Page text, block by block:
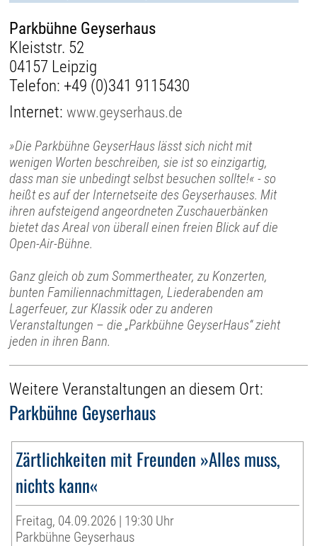
Parkbühne Geyserhaus
Kleiststr. 52
04157 Leipzig
Telefon: +49 (0)341 9115430
Internet:www.geyserhaus.de
»Die Parkbühne GeyserHaus lässt sich nicht mit
wenigen Worten beschreiben, sie ist so einzigartig,
dass man sie unbedingt selbst besuchen sollte!« - so
heißt es auf der Internetseite des Geyserhauses. Mit
ihren aufsteigend angeordneten Zuschauerbänken
bietet das Areal von überall einen freien Blick auf die
Open-Air-Bühne.
Ganz gleich ob zum Sommertheater, zu Konzerten,
bunten Familiennachmittagen, Liederabenden am
Lagerfeuer, zur Klassik oder zu anderen
Veranstaltungen – die „Parkbühne GeyserHaus“ zieht
jeden in ihren Bann.
Weitere Veranstaltungen an diesem Ort:
Parkbühne Geyserhaus
Zärtlichkeiten mit Freunden »Alles muss,
nichts kann«
Freitag, 04.09.2026 | 19:30 Uhr
Parkbühne Geyserhaus